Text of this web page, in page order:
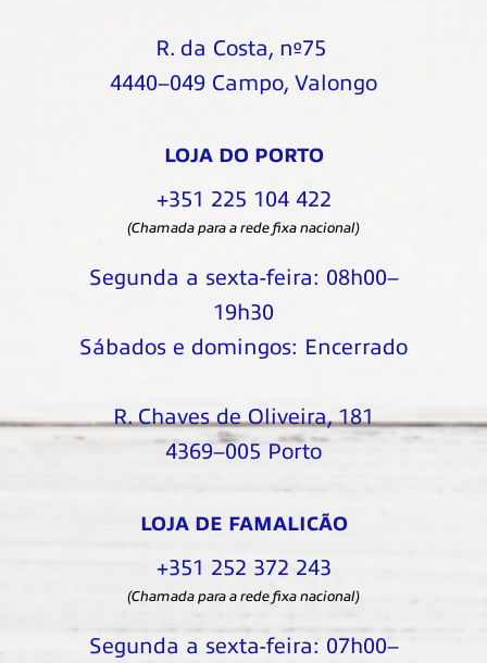
R. da Costa, nº75
4440–049 Campo, Valongo
LOJA DO PORTO
+351 225 104 422
(Chamada para a rede fixa nacional)
Segunda a sexta-feira: 08h00–
19h30
Sábados e domingos: Encerrado
R. Chaves de Oliveira, 181
4369–005 Porto
LOJA DE FAMALICÃO
+351 252 372 243
(Chamada para a rede fixa nacional)
Segunda a sexta-feira: 07h00–